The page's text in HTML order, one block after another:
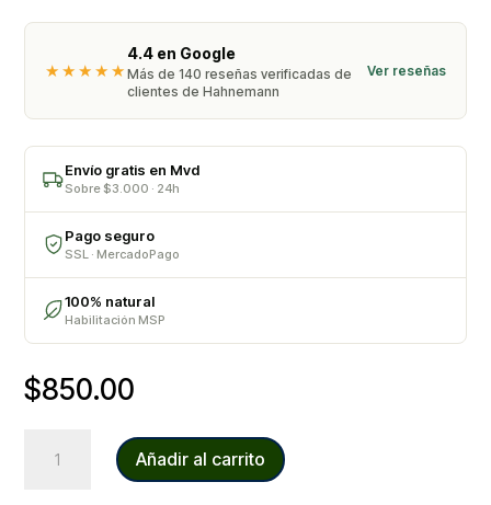
★★★★★
4.4 en Google
Más de 140 reseñas verificadas de
clientes de Hahnemann
Ver reseñas
Envío gratis en Mvd
Sobre $3.000 · 24h
Pago seguro
SSL · MercadoPago
100% natural
Habilitación MSP
$850.00
cantidad
Añadir al carrito